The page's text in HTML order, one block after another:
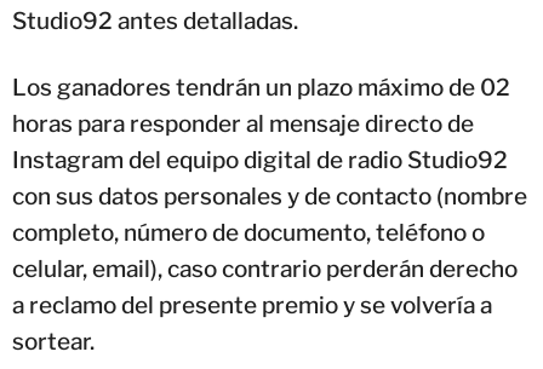
Studio92 antes detalladas.
Los ganadores tendrán un plazo máximo de 02
horas para responder al mensaje directo de
Instagram del equipo digital de radio Studio92
con sus datos personales y de contacto (nombre
completo, número de documento, teléfono o
celular, email), caso contrario perderán derecho
a reclamo del presente premio y se volvería a
sortear.